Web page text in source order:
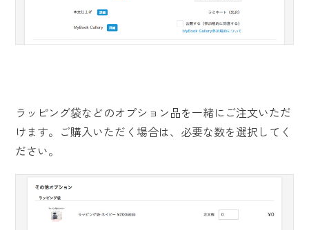
ラッピング袋などのオプション品を一緒にご注文いただ
けます。ご購入いただく場合は、必要な数を選択してく
ださい。